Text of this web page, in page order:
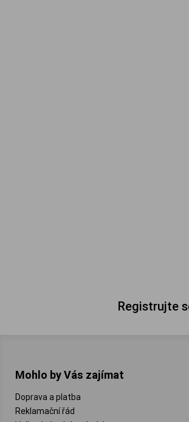
Registrujte
Mohlo by Vás zajímat
Doprava a platba
Reklamační řád